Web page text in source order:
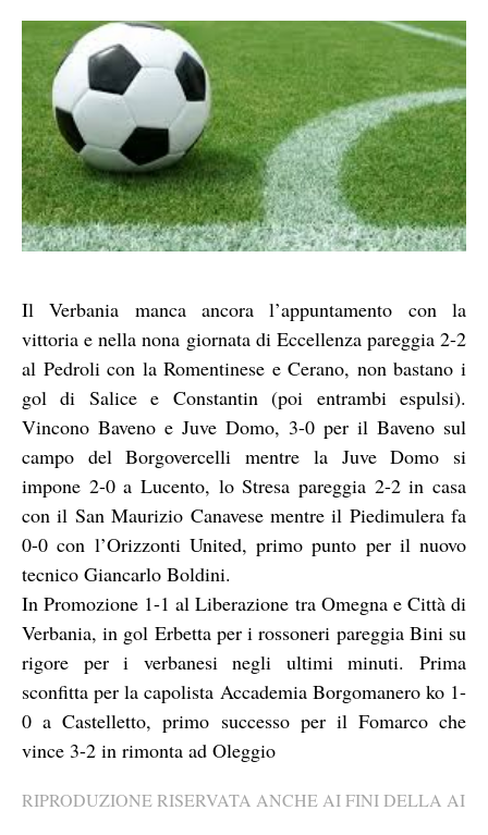
Il Verbania manca ancora l’appuntamento con la
vittoria e nella nona giornata di Eccellenza pareggia 2-2
al Pedroli con la Romentinese e Cerano, non bastano i
gol di Salice e Constantin (poi entrambi espulsi).
Vincono Baveno e Juve Domo, 3-0 per il Baveno sul
campo del Borgovercelli mentre la Juve Domo si
impone 2-0 a Lucento, lo Stresa pareggia 2-2 in casa
con il San Maurizio Canavese mentre il Piedimulera fa
0-0 con l’Orizzonti United, primo punto per il nuovo
tecnico Giancarlo Boldini.
In Promozione 1-1 al Liberazione tra Omegna e Città di
Verbania, in gol Erbetta per i rossoneri pareggia Bini su
rigore per i verbanesi negli ultimi minuti. Prima
sconfitta per la capolista Accademia Borgomanero ko 1-
0 a Castelletto, primo successo per il Fomarco che
vince 3-2 in rimonta ad Oleggio
RIPRODUZIONE RISERVATA ANCHE AI FINI DELLA AI